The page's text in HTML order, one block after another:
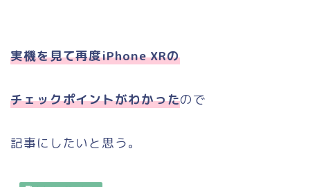
実機を見て再度iPhone XRの
チェックポイントがわかったので
記事にしたいと思う。